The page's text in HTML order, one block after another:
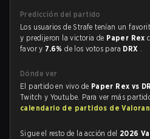
Predicción del partido
Los usuarios de Strafe tenían un
y predijeron la victoria de Paper Rex
favor y 7.6%de los votos para DRX .
Dónde ver
El partido en vivo de Paper Rex vs
Twitch y Youtube. Para ver más
calendario de partidos de
Sigue el resto de la acción del 2026